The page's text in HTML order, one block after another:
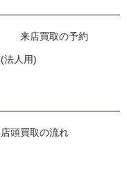
来店買取の予約
法人用)
店頭買取の流れ